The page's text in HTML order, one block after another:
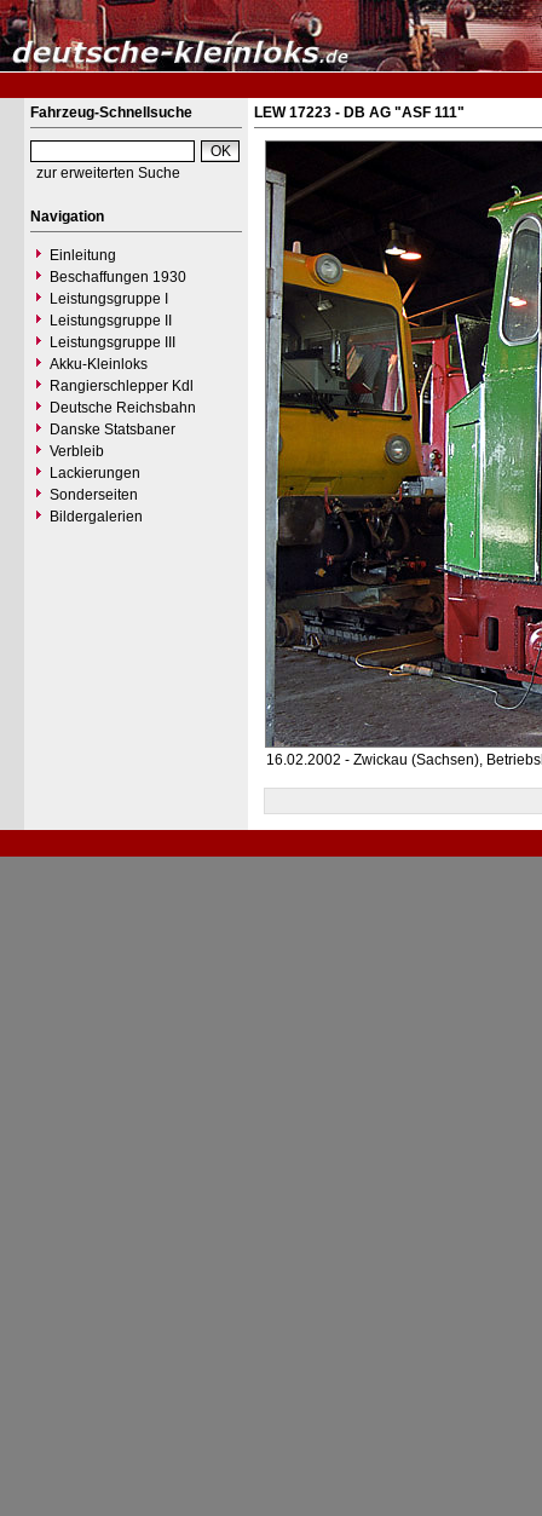
Fahrzeug-Schnellsuche
zur erweiterten Suche
Navigation
Einleitung
Beschaffungen 1930
Leistungsgruppe I
Leistungsgruppe II
Leistungsgruppe III
Akku-Kleinloks
Rangierschlepper Kdl
Deutsche Reichsbahn
Danske Statsbaner
Verbleib
Lackierungen
Sonderseiten
Bildergalerien
LEW 17223 - DB AG "ASF 111"
16.02.2002 - Zwickau (Sachsen),